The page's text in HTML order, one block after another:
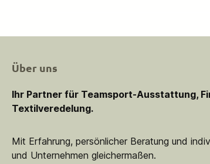
Über uns
Ihr Partner für Teamsport-Ausstattung,
Textilveredelung.
Mit Erfahrung, persönlicher Beratung und
und Unternehmen gleichermaßen.